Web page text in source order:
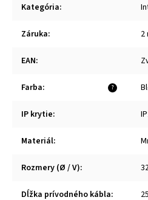
Kategória:
Záruka: 2
EAN:
?
Farba:
IP krytie:
Materiál:
Rozmery (Ø / V):
Dĺžka prívodného kábla: